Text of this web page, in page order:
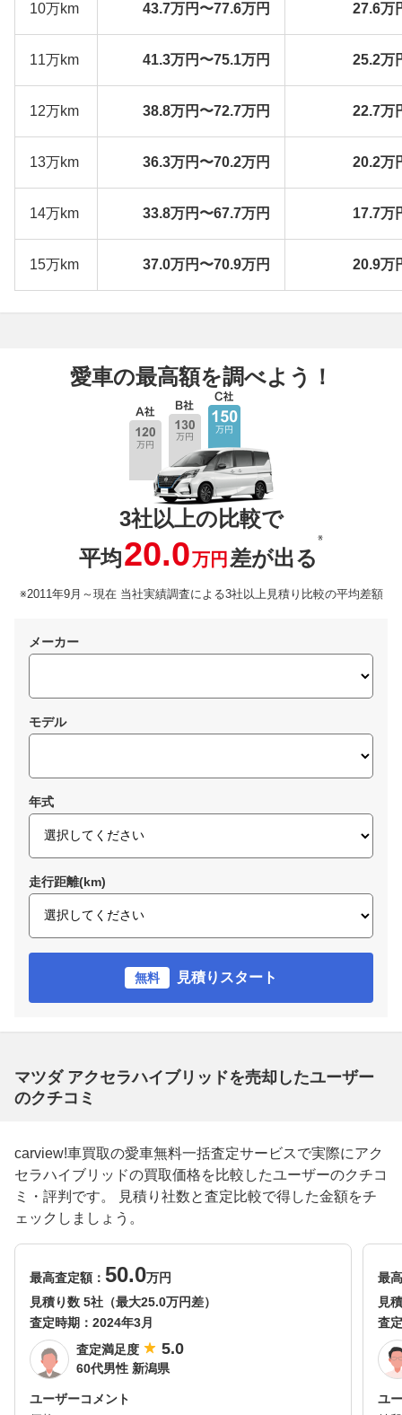
10万km 43.7万円〜77.6万円 27.6万
11万km 41.3万円〜75.1万円 25.2万
12万km 38.8万円〜72.7万円 22.7万
13万km 36.3万円〜70.2万円 20.2万
14万km 33.8万円〜67.7万円 17.7万
15万km 37.0万円〜70.9万円 20.9万
愛車の最高額を調べよう！
3社以上の比較で
平均20.0万円 差が出る
※
※2011年9月～現在 当社実績調査による3社以上見積り比較の平均差額
メーカー
モデル
年式
走行距離(km)
無料 見積りスタート
マツダ アクセラハイブリッドを売却したユーザー
のクチコミ
carview!車買取の愛車無料一括査定サービスで実際にアク
セラハイブリッドの買取価格を比較したユーザーのクチコ
ミ・評判です。 見積り社数と査定比較で得した金額をチ
ェックしましょう。
最高査定額： 50.0万円
見積り数 5社（最大25.0万円差）
査定時期： 2024年3月
査定満足度
5.0
60代男性 新潟県
ユーザーコメント
最
見
査
ユ